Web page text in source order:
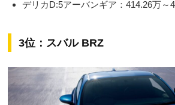
デリカD:5アーバンギア：414.26万～
3位：スバル BRZ